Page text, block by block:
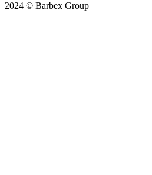
2024 © Barbex Group